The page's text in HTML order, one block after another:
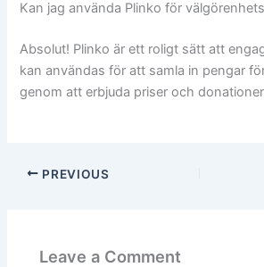
Kan jag använda Plinko för
Absolut! Plinko är ett roligt sätt att
kan användas för att samla in pengar
genom att erbjuda priser och
PREVIOUS
Leave a Comment